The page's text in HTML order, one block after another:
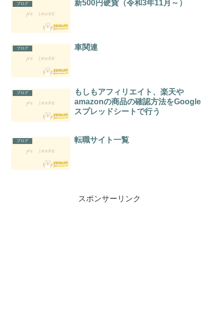
ブログ 新500円硬貨（令和3年11月～）
ブログ 車関連
ブログ
もしもアフィリエイト、楽天や
amazonの商品の確認方法をGoogle
スプレッドシートで行う
ブログ 転職サイト一覧
スポンサーリンク